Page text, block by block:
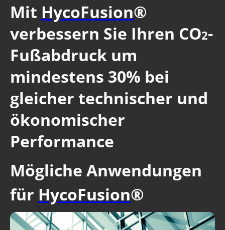
Mit HycoFusion®
verbessern Sie Ihren CO2-
Fußabdruck um
mindestens 30% bei
gleicher technischer und
ökonomischer
Performance
Mögliche Anwendungen
für HycoFusion®